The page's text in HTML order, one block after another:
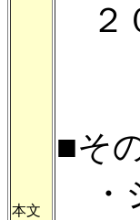
本文
２
■そ
・